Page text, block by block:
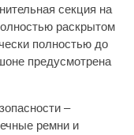
секция на
раскрытом
полностью до
предусмотрена
–
ремни и